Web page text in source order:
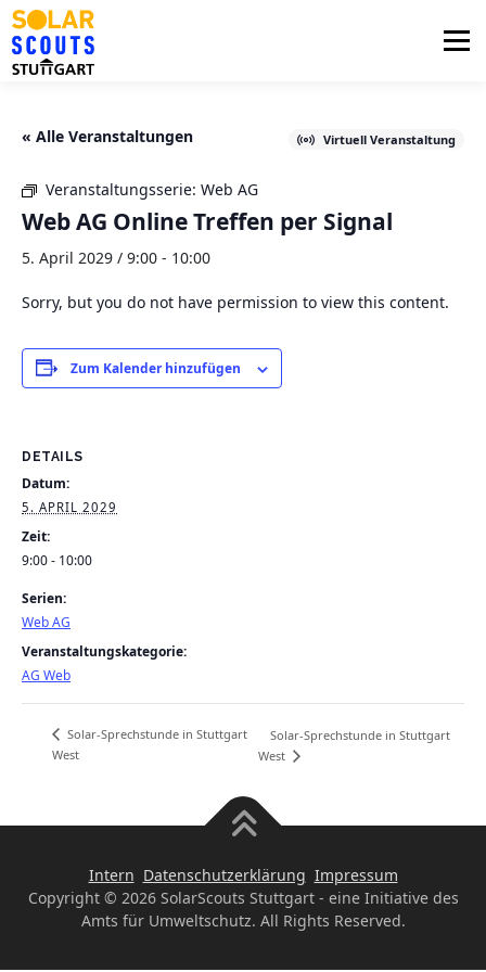
Zum
Inhalt
springen
Menü
« Alle Veranstaltungen Virtuell Veranstaltung
Veranstaltungsserie: Web AG
Web AG Online Treffen per Signal
5. April 2029 / 9:00 - 10:00
Sorry, but you do not have permission to view this content.
Zum Kalender hinzufügen
DETAILS
Datum:
5. APRIL 2029
Zeit:
9:00 - 10:00
Serien:
Web AG
Veranstaltungskategorie:
AG Web
Solar-Sprechstunde in Stuttgart
West
Solar-Sprechstunde in Stuttgart
West
Intern Datenschutzerklärung Impressum
Copyright © 2026 SolarScouts Stuttgart - eine Initiative des
Amts für Umweltschutz. All Rights Reserved.